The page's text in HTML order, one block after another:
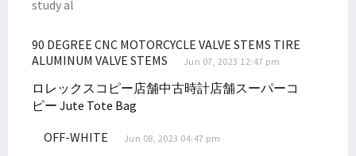
study al
90 DEGREE CNC MOTORCYCLE VALVE STEMS TIRE
ALUMINUM VALVE STEMS
Jun 07, 2023 12:47 pm
ロレックスコピー店舗中古時計店舗スーパーコ
ピー Jute Tote Bag
OFF-WHITE
Jun 08, 2023 04:47 pm